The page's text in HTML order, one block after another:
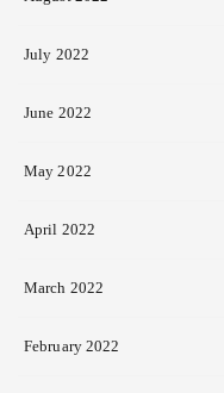
July 2022
June 2022
May 2022
April 2022
March 2022
February 2022